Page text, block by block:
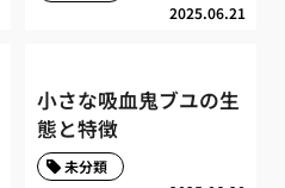
2025.06.21
小さな吸血鬼ブユの生
態と特徴
未分類